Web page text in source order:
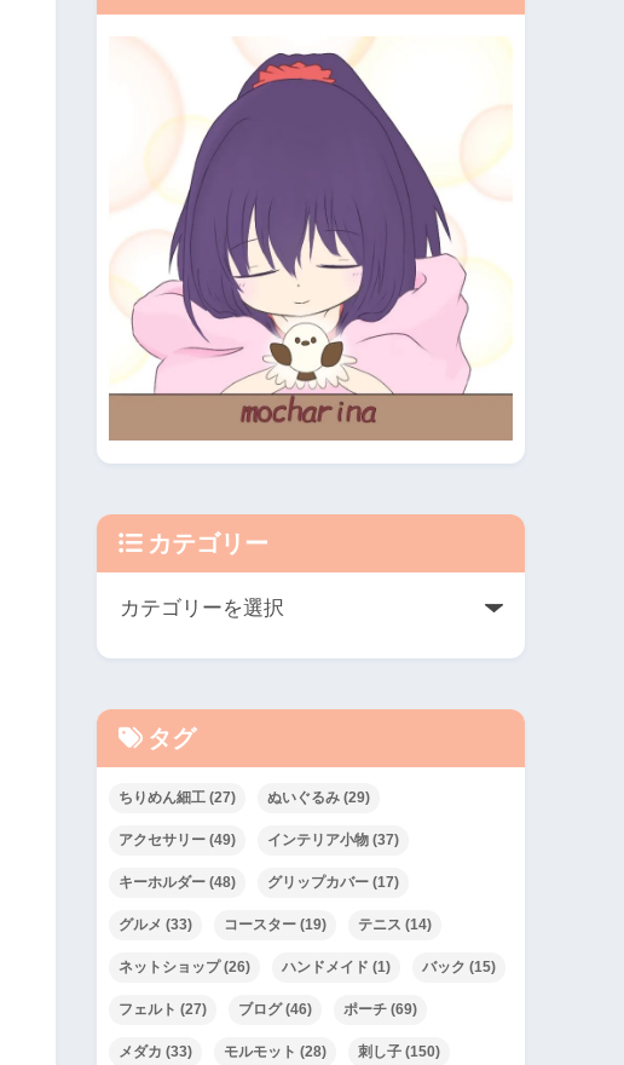
カテゴリー
タグ
ちりめん細工 (27) ぬいぐるみ (29)
アクセサリー (49) インテリア小物 (37)
キーホルダー (48) グリップカバー (17)
グルメ (33) コースター (19) テニス (14)
ネットショップ(26) ハンドメイド (1) バック (15)
フェルト (27) ブログ(46) ポーチ (69)
メダカ (33) モルモット (28) 刺し子 (150)